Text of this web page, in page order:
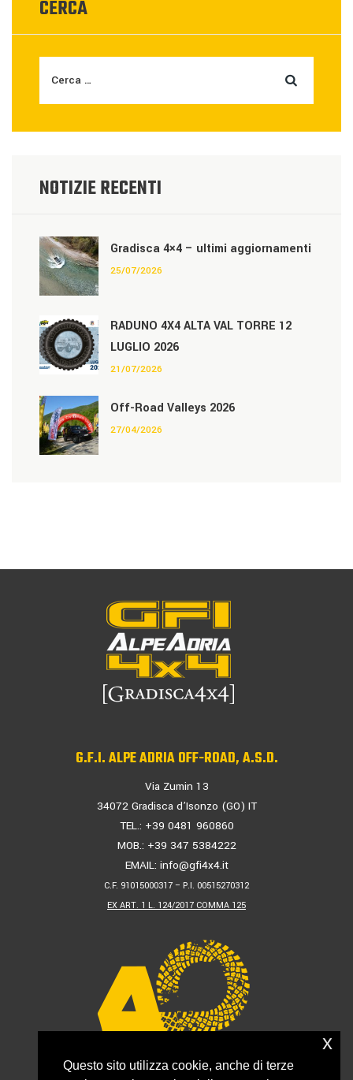
CERCA
NOTIZIE RECENTI
Gradisca 4×4 – ultimi aggiornamenti
25/07/2026
RADUNO 4X4 ALTA VAL TORRE 12
LUGLIO 2026
21/07/2026
Off-Road Valleys 2026
27/04/2026
G.F.I. ALPE ADRIA OFF-ROAD, A.S.D.
Via Zumin 13
34072 Gradisca d’Isonzo (GO) IT
TEL.: +39 0481 960860
MOB.: +39 347 5384222
EMAIL: info@gfi4x4.it
C.F. 91015000317 – P.I. 00515270312
EX ART. 1 L. 124/2017 COMMA 125
Questo sito utilizza cookie, anche di terze
x